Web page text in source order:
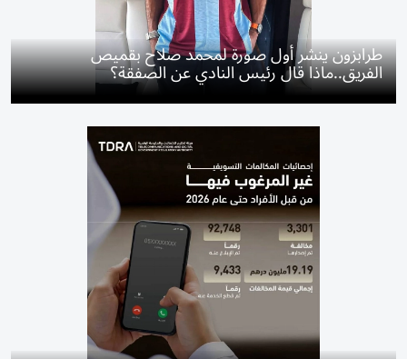
طرابزون ينشر أول صورة لمحمد صلاح بقميص
الفريق..ماذا قال رئيس النادي عن الصفقة؟